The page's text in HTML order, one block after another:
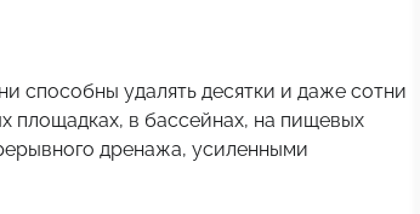
способны удалять десятки и даже сотни
площадках, в бассейнах, на пищевых
дренажа, усиленными